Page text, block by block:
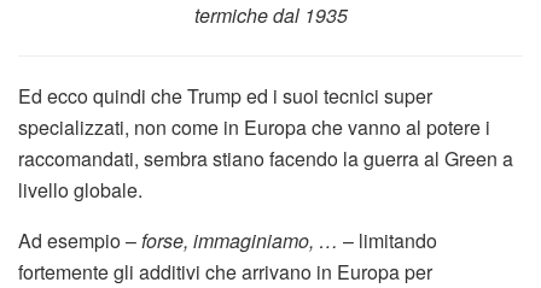
termiche dal 1935
Ed ecco quindi che Trump ed i suoi tecnici super
specializzati, non come in Europa che vanno al potere i
raccomandati, sembra stiano facendo la guerra al Green a
livello globale.
Ad esempio –forse, immaginiamo, … – limitando
fortemente gli additivi che arrivano in Europa per